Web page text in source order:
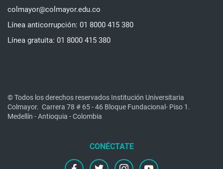
colmayor@colmayor.edu.co
Línea anticorrupción: 01 8000 415 380
Línea gratuita: 01 8000 415 380
© Todos los derechos reservados Institución Universitaria
Colmayor. Carrera 78 # 65 - 46 Bloque Fundacional- Piso 1.
Medellín - Antioquia - Colombia
facebooktwitter instagramyoutube